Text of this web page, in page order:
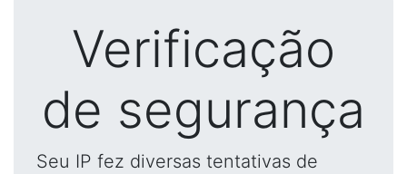
Verificação
de segurança
Seu IP fez diversas tentativas de